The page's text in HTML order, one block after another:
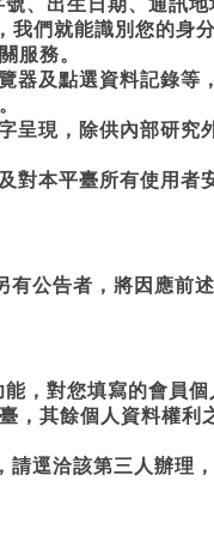
、出生日期、通訊地
們就能識別您的身
服務。
器及點選資料記錄等
呈現，除供內部研究
對本平臺所有使用者
公告者，將因應前
，對您填寫的會員
，其餘個人資料權利
逕洽該第三人辦理